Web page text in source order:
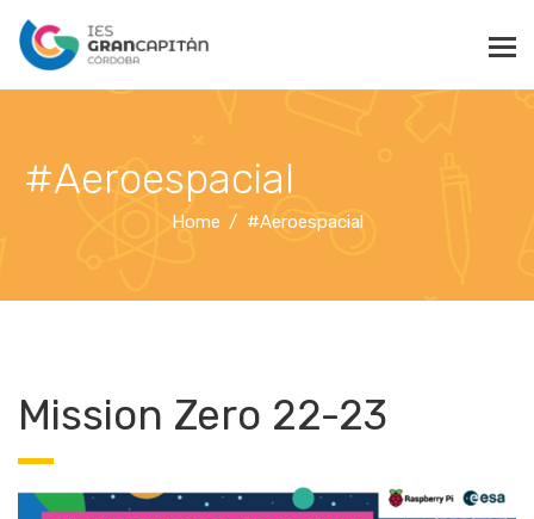
#Aeroespacial
Home #Aeroespacial
Mission Zero 22-23